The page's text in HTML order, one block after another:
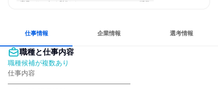
商品・サービスを製作したい コミュニケーションが活発
仕事情報 企業情報 選考情報
職種と仕事内容
職種候補が複数あり
仕事内容
――――――――――――――――――